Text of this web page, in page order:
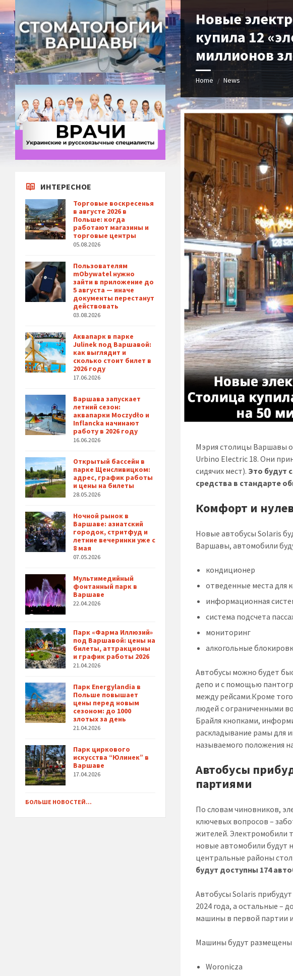
Новые
купила 12
миллионов
Home / News
Мэрия столицы Варшавы
Urbino Electric 18. Они
сидячих мест). Это будут
средства в стандарте
Комфорт и
Новые автобусы Solaris
Варшавы, автомобили
кондиционер
отведенные места для
информационная
система подсчета
мониторинг
алкогольные
Автобусы можно будет
депо и с помощью
между рейсами.Кроме
людей с ограниченными
Брайля кнопками,
раскладывание рамы для
называемого положения
Автобусы
партиями
По словам чиновников,
ключевых вопросов –
жителей. Электромобили
новые автомобили будут
центральные районы
будут доступны 174
Автобусы Solaris
2024 года, а остальные –
машины в первой партии
Машины будут размещены
Woronicza
ИНТЕРЕСНОЕ
Торговые воскресенья
в августе 2026 в
Польше: когда
работают магазины и
торговые центры
05.08.2026
Пользователям
mObywatel нужно
зайти в приложение до
5 августа — иначе
документы перестанут
действовать
03.08.2026
Аквапарк в парке
Julinek под Варшавой:
как выглядит и
сколько стоит билет в
2026 году
17.06.2026
Варшава запускает
летний сезон:
аквапарки Moczydło и
Inflancka начинают
работу в 2026 году
16.06.2026
Открытый бассейн в
парке Щенсливицком:
адрес, график работы
и цены на билеты
28.05.2026
Ночной рынок в
Варшаве: азиатский
городок, стритфуд и
летние вечеринки уже с
8 мая
07.05.2026
Мультимедийный
фонтанный парк в
Варшаве
22.04.2026
Парк «Фарма Иллюзий»
под Варшавой: цены на
билеты, аттракционы
и график работы 2026
21.04.2026
Парк Energylandia в
Польше повышает
цены перед новым
сезоном: до 1000
злотых за день
21.04.2026
Парк циркового
искусства “Юлинек” в
Варшаве
17.04.2026
БОЛЬШЕ НОВОСТЕЙ...